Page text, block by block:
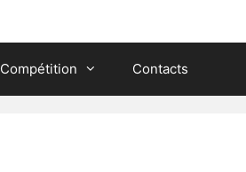
Compétition Contacts